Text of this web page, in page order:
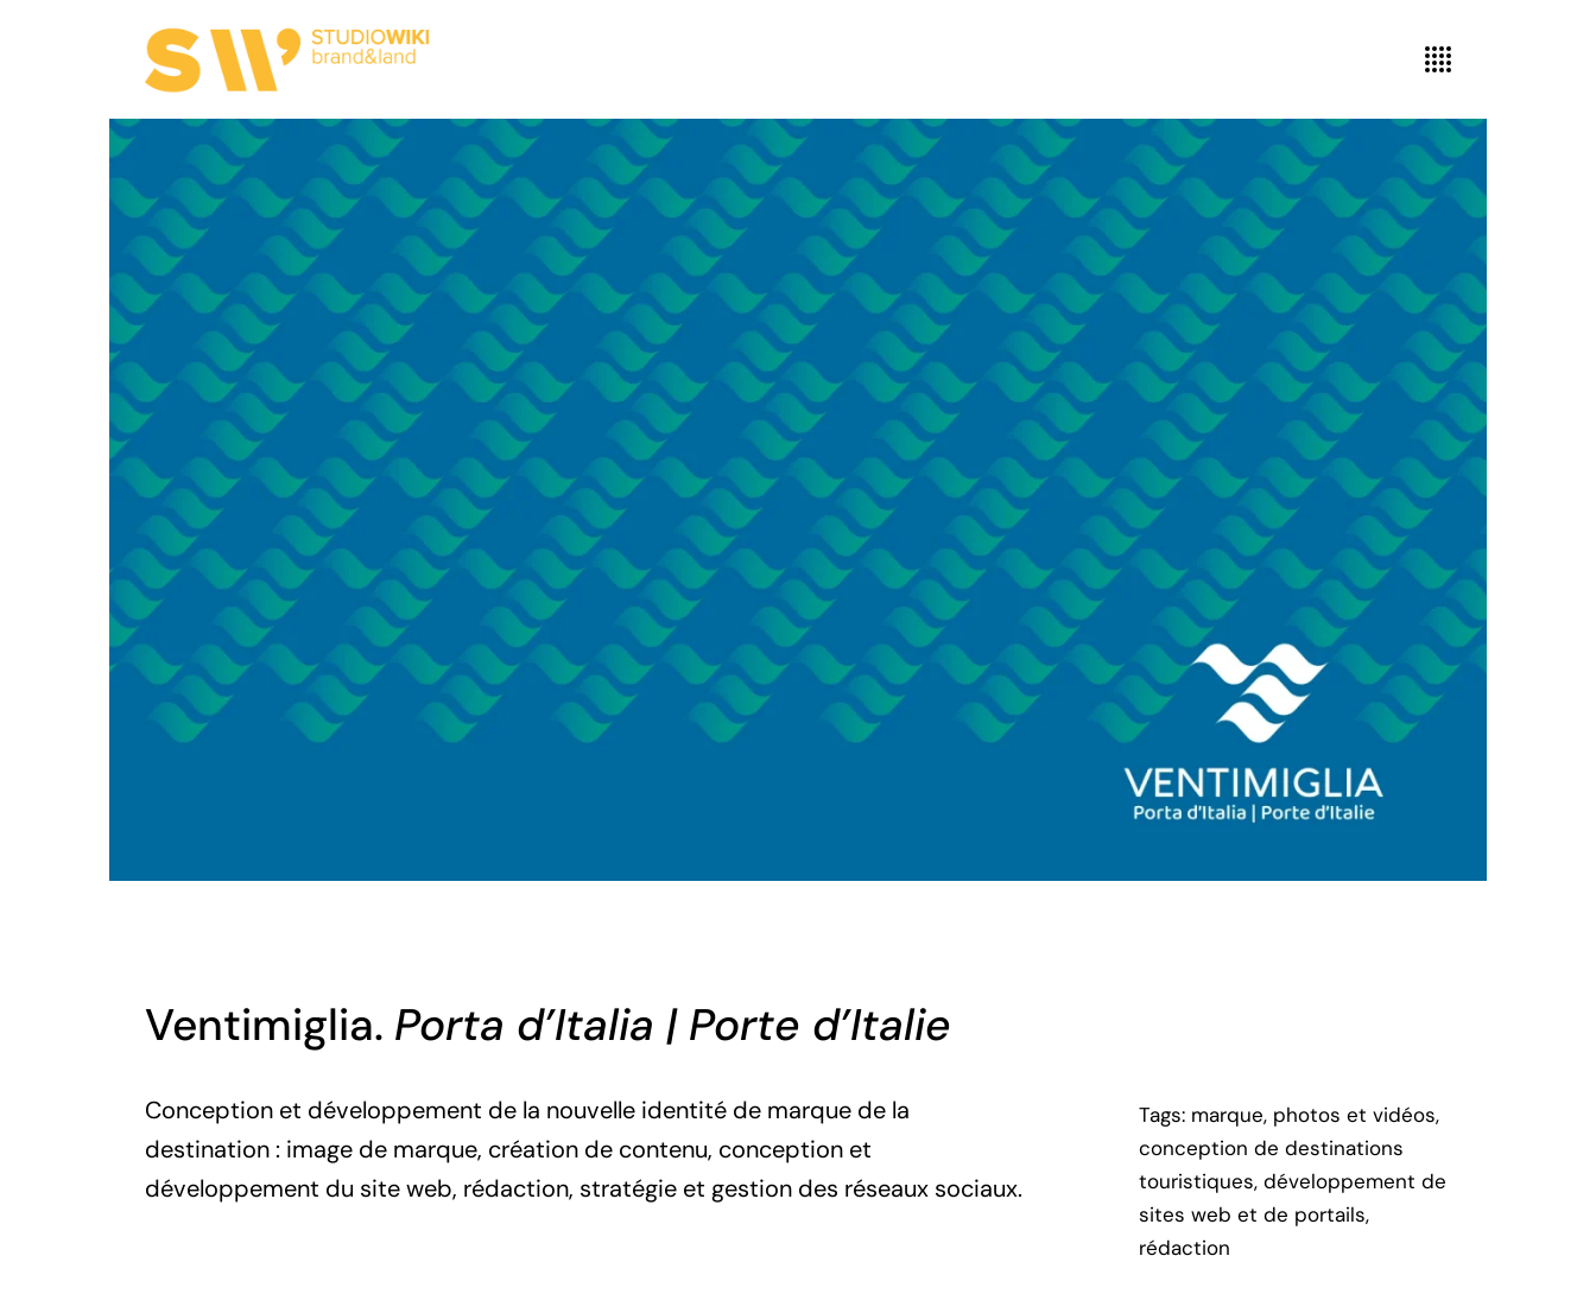
Ventimiglia. Porta d’Italia | Porte d’Italie
Conception et développement de la nouvelle identité de marque de la
destination : image de marque, création de contenu, conception et
développement du site web, rédaction, stratégie et gestion des réseaux sociaux.
Tags: marque, photos et vidéos,
conception de destinations
touristiques, développement de
sites web et de portails,
rédaction